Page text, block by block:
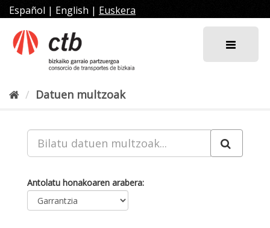
Joan
edukira
Español | English | Euskera
Datuen multzoak
Antolatu honakoaren arabera